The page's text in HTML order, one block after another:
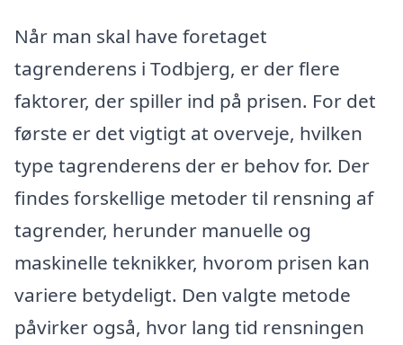
Når man skal have foretaget
tagrenderens i Todbjerg, er der flere
faktorer, der spiller ind på prisen. For det
første er det vigtigt at overveje, hvilken
type tagrenderens der er behov for. Der
findes forskellige metoder til rensning af
tagrender, herunder manuelle og
maskinelle teknikker, hvorom prisen kan
variere betydeligt. Den valgte metode
påvirker også, hvor lang tid rensningen